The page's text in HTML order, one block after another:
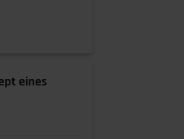
eines